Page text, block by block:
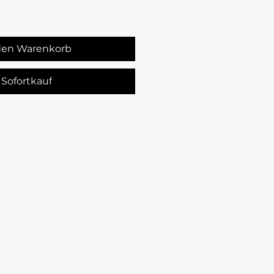
Warenkorb
Sofortkauf